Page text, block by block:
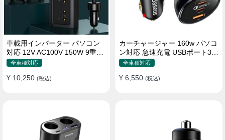
車載用インバーター パソコン
対応 12V AC100V 150W 9重保
護 ディスプレイ付き 静音タイ
全車種対応
¥ 10,250 (税込)
カーチャージャー 160w パソコ
ン対応 急速充電 USBポート3つ
Type-C シガーソケット
全車種対応
¥ 6,550 (税込)